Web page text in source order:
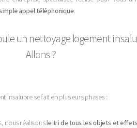
appel téléphonique.
un nettoyage logement
Allons ?
insalubre se fait en plusieurs phases :
nous réalisonsle tri de tous les objets et